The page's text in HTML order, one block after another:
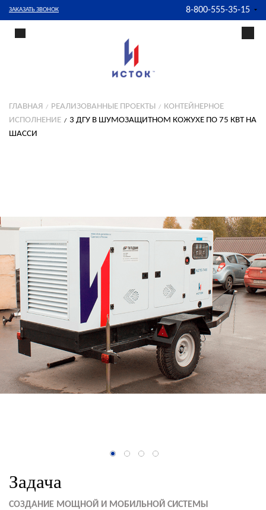
ЗАКАЗАТЬ ЗВОНОК 8-800-555-35-15
ГЛАВНАЯ РЕАЛИЗОВАННЫЕ ПРОЕКТЫ
КОНТЕЙНЕРНОЕ
ИСПОЛНЕНИЕ
3 ДГУ В ШУМОЗАЩИТНОМ КОЖУХЕ ПО 75 КВТ НА
ШАССИ
Задача
СОЗДАНИЕ МОЩНОЙ И МОБИЛЬНОЙ СИСТЕМЫ